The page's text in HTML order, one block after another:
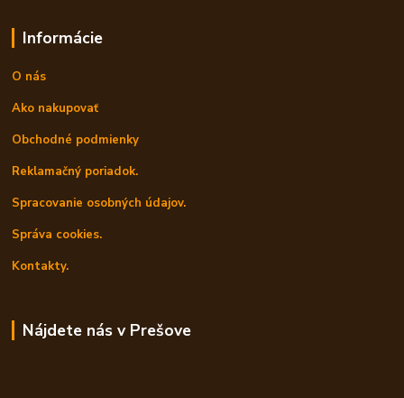
Informácie
O nás
Ako nakupovať
Obchodné podmienky
Reklamačný poriadok.
Spracovanie osobných údajov.
Správa cookies.
Kontakty.
Nájdete nás v Prešove